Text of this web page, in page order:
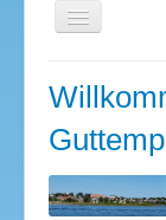
Suchen